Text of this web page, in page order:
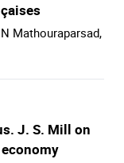
Mathouraparsad,
J. S. Mill on